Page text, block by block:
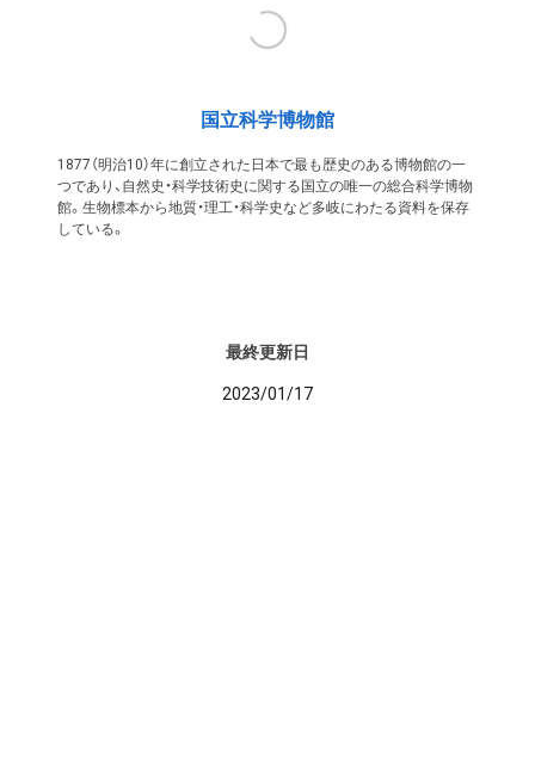
国立科学博物館
1877（明治10）年に創立された日本で最も歴史のある博物館の一
つであり、自然史・科学技術史に関する国立の唯一の総合科学博物
館。生物標本から地質・理工・科学史など多岐にわたる資料を保存
している。
最終更新日
2023/01/17